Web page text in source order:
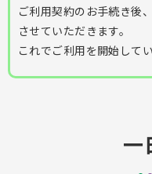
ご利用契約のお手続き後
させていただきます。
これでご利用を開始して
一